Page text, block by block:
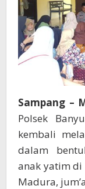
Sampang –
Polsek
kembali
dalam
anak yatim di
Madura,